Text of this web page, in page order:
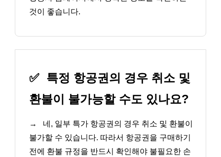
것이 좋습니다.
✅ 특정 항공권의 경우 취소 및
환불이 불가능할 수도 있나요?
→
네, 일부 특가 항공권의 경우 취소 및 환불이
불가할 수 있습니다. 따라서 항공권을 구매하기
전에 환불 규정을 반드시 확인해야 불필요한 손